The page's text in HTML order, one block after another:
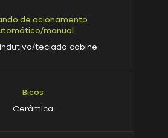
de acionamento
manual
teclado cabine
Bicos
Cerâmica